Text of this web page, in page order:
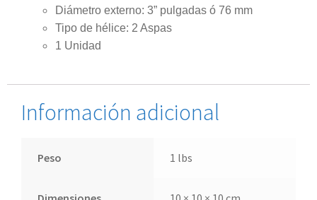
Diámetro externo: 3” pulgadas ó 76 mm
Tipo de hélice: 2 Aspas
1 Unidad
Información adicional
Peso 1 lbs